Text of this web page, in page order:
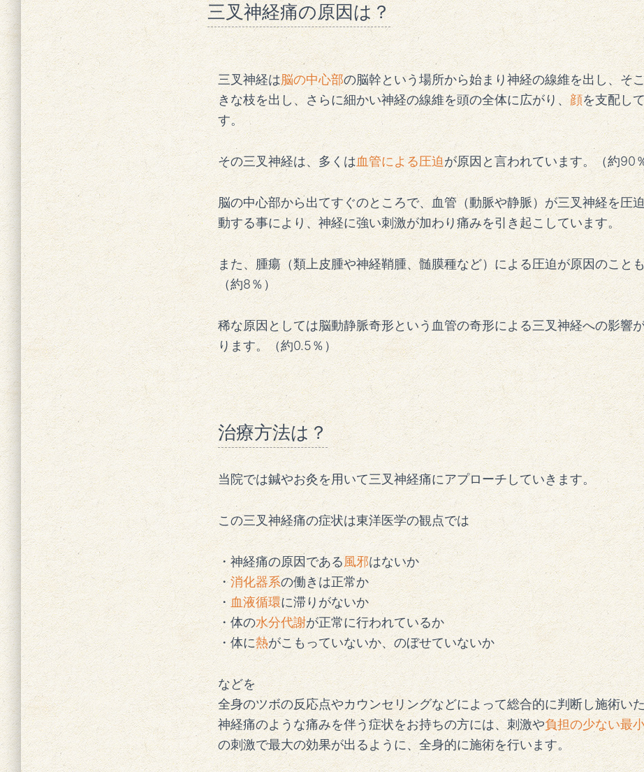
三叉神経痛の原因は？
三叉神経は脳の中心部の脳幹という場所から始まり神経の線維を出し、そ
きな枝を出し、さらに細かい神経の線維を頭の全体に広がり、顔を支配し
す。
その三叉神経は、多くは血管による圧迫が原因と言われています。（約90
脳の中心部から出てすぐのところで、血管（動脈や静脈）が三叉神経を圧
動する事により、神経に強い刺激が加わり痛みを引き起こしています。
また、腫瘍（類上皮腫や神経鞘腫、髄膜種など）による圧迫が原因のこと
（約8％）
稀な原因としては脳動静脈奇形という血管の奇形による三叉神経への影響
ります。（約0.5％）
治療方法は？
当院では鍼やお灸を用いて三叉神経痛にアプローチしていきます。
この三叉神経痛の症状は東洋医学の観点では
・神経痛の原因である風邪はないか
・消化器系の働きは正常か
・ 血液循環に滞りがないか
・体の水分代謝が正常に行われているか
・体に熱がこもっていないか、のぼせていないか
などを
全身のツボの反応点やカウンセリングなどによって総合的に判断し施術い
神経痛のような痛みを伴う症状をお持ちの方には、刺激や負担の少ない最
の刺激で最大の効果が出るように、全身的に施術を行います。